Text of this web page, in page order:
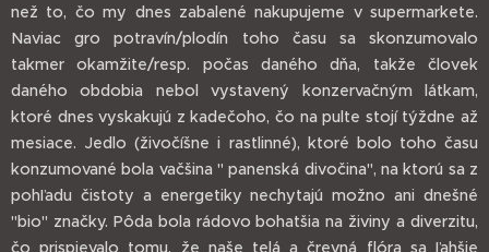
než to, čo my dnes zabalené nakupujeme v supermarkete.
Naviac gro potravín/plodín toho času sa skonzumovalo
takmer okamžite/resp. počas daného dňa, takže človek
daného obdobia nebol vystavený konzervačným látkam,
ktoré dnes vyskakujú z kadečoho, čo na pulte stojí týždne až
mesiace. Jedlo (živočíšne i rastlinné), ktoré bolo toho času
konzumované bola vačšina " panenská divočina", na ktorú sa z
pohľadu čistoty a energetiky nechytajú možno ani dnešné
"bio" značky. Pôda bola rádovo bohatšia na živiny a diverzitu,
čo prispievalo tomu, že naše telá a črevná flóra sa ľahšie